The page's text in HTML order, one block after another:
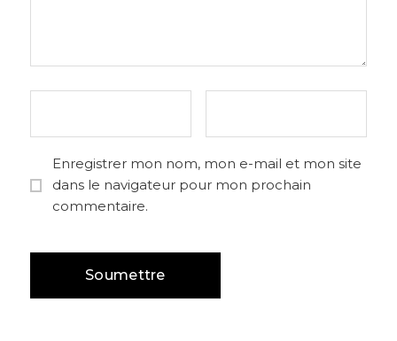
Enregistrer mon nom, mon e-mail et mon site
dans le navigateur pour mon prochain
commentaire.